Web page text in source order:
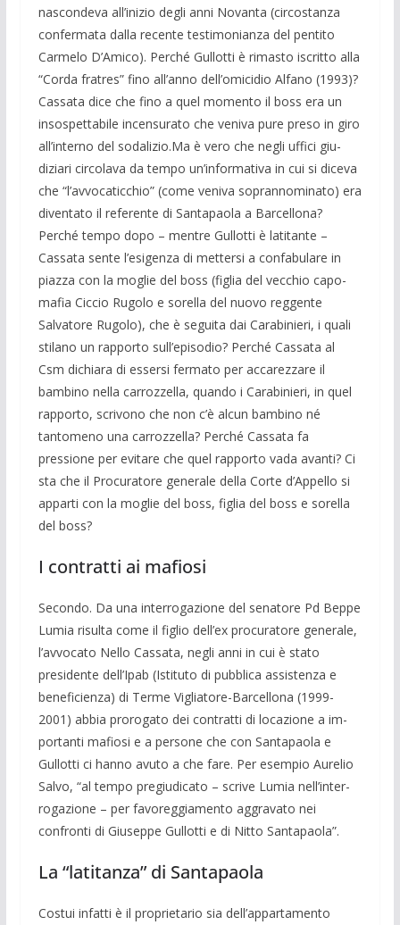
nascondeva all’inizio degli anni Novanta (circostanza
confer­mata dal­la recente testimonianza del pen­tito
Carmelo D’Amico). Perché Gullotti è rimasto iscritto alla
“Corda fratres” fino all’anno dell’omicidio Alfano (1993)?
Cassata dice che fino a quel momento il boss era un
insospettabile incensurato che veniva pure preso in giro
all’interno del sodalizio.Ma è vero che negli uffici giu­
diziari circolava da tempo un’informativa in cui si diceva
che “l’avvocaticchio” (come veniva soprannominato) era
diven­tato il referente di Santapaola a Barcello­na?
Perché tempo dopo – mentre Gullotti è latitante –
Cassata sente l’esigenza di mettersi a confabulare in
piazza con la moglie del boss (figlia del vecchio capo­
mafia Ciccio Rugolo e sorella del nuovo reggente
Salvatore Rugolo), che è seguita dai Carabinieri, i quali
stilano un rapporto sull’episodio? Perché Cassata al
Csm di­chiara di essersi fermato per accarezzare il
bambino nella carrozzella, quando i Cara­binieri, in quel
rapporto, scrivono che non c’è alcun bambino né
tantomeno una car­rozzella? Perché Cassata fa
pressione per evitare che quel rapporto vada avanti? Ci
sta che il Procuratore generale della Corte d’Appello si
apparti con la moglie del boss, figlia del boss e sorella
del boss?
I contratti ai mafiosi
Secondo. Da una interrogazione del se­natore Pd Beppe
Lumia risulta come il fi­glio dell’ex procuratore generale,
l’avvo­cato Nello Cassata, negli anni in cui è sta­to
presidente dell’Ipab (Istituto di pubbli­ca assi­stenza e
beneficienza) di Terme Vi­gliatore-Barcellona (1999-
2001) abbia prorogato dei contratti di locazione a im­
portanti mafiosi e a persone che con San­tapaola e
Gullotti ci hanno avuto a che fare. Per esempio Aurelio
Salvo, “al tem­po pregiudicato – scrive Lumia nell’inter­
rogazione – per favoreggiamento aggrava­to nei
confronti di Giuseppe Gullotti e di Nitto Santapaola”.
La “latitanza” di Santapaola
Costui infatti è il proprietario sia dell’appartamento